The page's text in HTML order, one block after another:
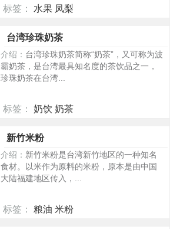
标签： 水果 凤梨
台湾珍珠奶茶
介绍： 台湾珍珠奶茶简称“奶茶”，又可称为波
霸奶茶，是台湾最具知名度的茶饮品之一，
珍珠奶茶在台湾...
标签： 奶饮 奶茶
新竹米粉
介绍： 新竹米粉是台湾新竹地区的一种知名
食材。以米作为原料的米粉，原本是由中国
大陆福建地区传入，...
标签： 粮油 米粉